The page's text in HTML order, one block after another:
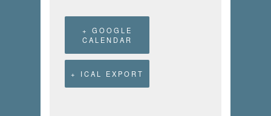
+ GOOGLE
CALENDAR
+ ICAL EXPORT